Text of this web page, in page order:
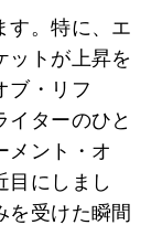
す。特に、エ
ットが上昇を
ブ・リフ
イターのひと
メント・オ
目にしまし
を受けた瞬間